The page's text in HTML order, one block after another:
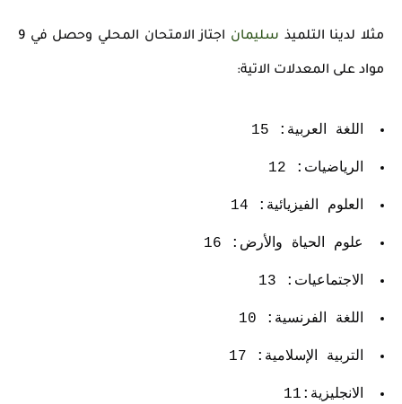
مثلا لدينا التلميذ سليمان اجتاز الامتحان المحلي وحصل في 9
مواد على المعدلات الاتية:
اللغة العربية: 15
الرياضيات: 12
العلوم الفيزيائية: 14
علوم الحياة والأرض: 16
الاجتماعيات: 13
اللغة الفرنسية: 10
التربية الإسلامية: 17
الانجليزية:11